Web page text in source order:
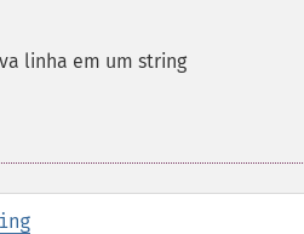
linha em um string